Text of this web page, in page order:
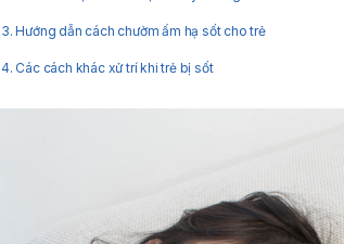
3. Hướng dẫn cách chườm ấm hạ sốt cho trẻ
4. Các cách khác xử trí khi trẻ bị sốt